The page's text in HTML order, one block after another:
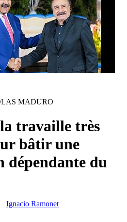
MADURO
travaille très
bâtir une
dépendante du
Ignacio Ramonet